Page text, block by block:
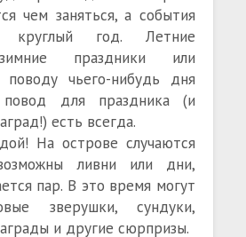
чем заняться, а события
круглый год. Летние
праздники или
чьего-нибудь дня
для праздника (и
есть всегда.
На острове случаются
ливни или дни,
пар. В это время могут
зверушки, сундуки,
и другие сюрпризы.